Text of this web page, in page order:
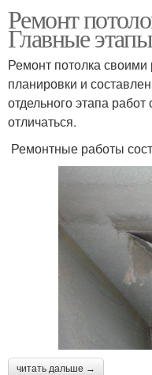
Ремонт
Главные
Ремонт потолка своими
планировки и
отдельного этапа
отличаться.
Ремонтные работы
читать дальше →